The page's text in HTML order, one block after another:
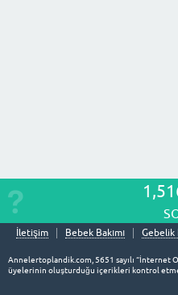
İletişim Bebek Bakımı Gebelik
Annelertoplandik.com, 5651 sayılı “İnternet
üyelerinin oluşturduğu içerikleri kontrol etmek